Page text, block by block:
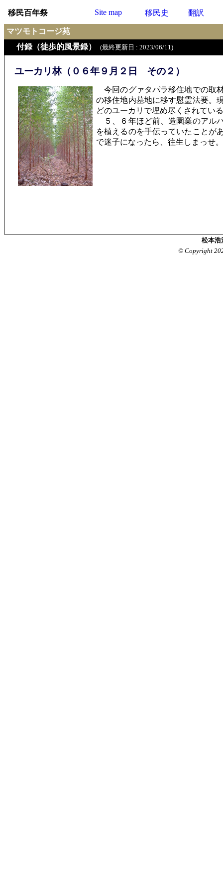
移民百年祭 Site map 移民史 翻訳
マツモトコージ苑
付録（徒歩的風景録）
(最終更新日 : 2023/06/11)
ユーカリ林（０６年９月２日 その２）
今回のグァタパラ移住地での取
の移住地内墓地に移す慰霊法要。
どのユーカリで埋め尽くされてい
５、６年ほど前、造園業のアル
を植えるのを手伝っていたことが
で迷子になったら、往生しまっせ。
松本
© Copyright